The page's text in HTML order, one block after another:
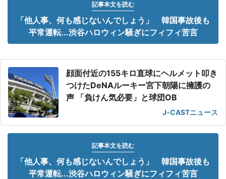
記事本文を読む
「他人事、何も感じないんでしょう」 韓国事故後も
平常運転...渋谷ハロウィン騒ぎにフィフィ苦言
顔面付近の155キロ直球にヘルメット叩き
つけたDeNAルーキー宮下朝陽に擁護の
声 「負けん気必要」と球団OB
J-CASTニュース
記事本文を読む
「他人事、何も感じないんでしょう」 韓国事故後も
平常運転...渋谷ハロウィン騒ぎにフィフィ苦言